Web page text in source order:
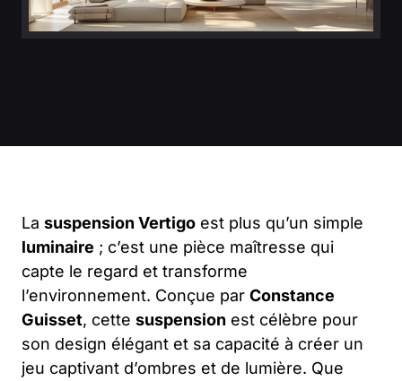
La suspension Vertigo est plus qu’un simple
luminaire ; c’est une pièce maîtresse qui
capte le regard et transforme
l’environnement. Conçue par Constance
Guisset, cette suspension est célèbre pour
son design élégant et sa capacité à créer un
jeu captivant d’ombres et de lumière. Que